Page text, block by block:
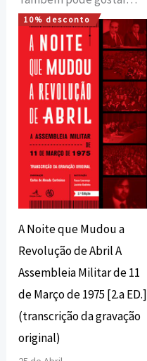
10% desconto
A Noite que Mudou a
Revolução de Abril A
Assembleia Militar de 11
de Março de 1975 [2.a ED.]
(transcrição da gravação
original)
O
preço
original
era:
18,00 €.
O
preço
atual
16,20 €.